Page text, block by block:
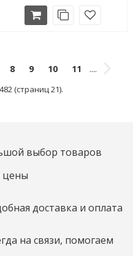
8 9 10 11 ....
(страниц 21).
выбор товаров
цены
доставка и оплата
на связи, помогаем